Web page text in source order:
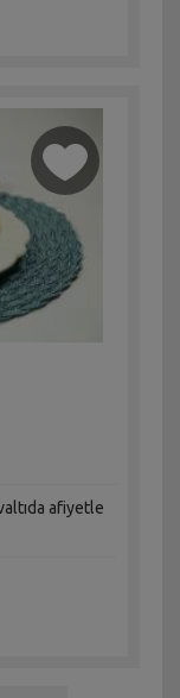
afiyetle